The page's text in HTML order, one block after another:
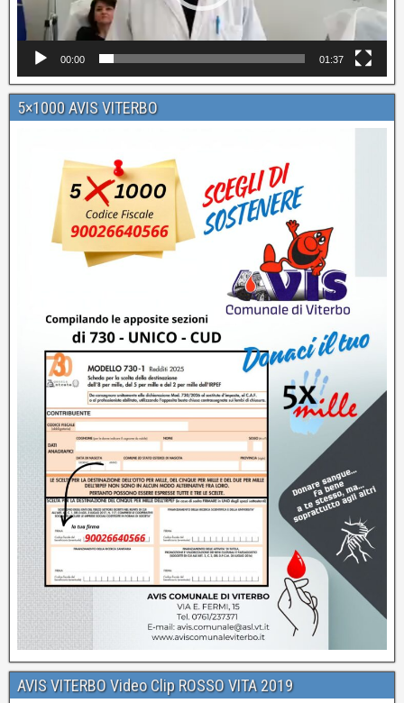
00:00 01:37
5×1000 AVIS VITERBO
AVIS VITERBO Video Clip ROSSO VITA 2019